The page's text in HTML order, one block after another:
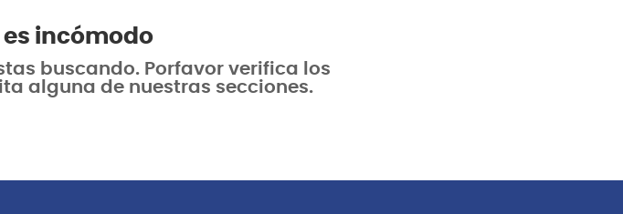
es incómodo
buscando. Porfavor verifica los
alguna de nuestras secciones.